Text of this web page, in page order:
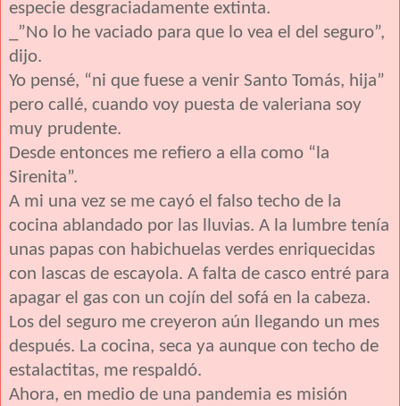
especie desgraciadamente extinta.
_”No lo he vaciado para que lo vea el del seguro”,
dijo.
Yo pensé, “ni que fuese a venir Santo Tomás, hija”
pero callé, cuando voy puesta de valeriana soy
muy prudente.
Desde entonces me refiero a ella como “la
Sirenita”.
A mi una vez se me cayó el falso techo de la
cocina ablandado por las lluvias. A la lumbre tenía
unas papas con habichuelas verdes enriquecidas
con lascas de escayola. A falta de casco entré para
apagar el gas con un cojín del sofá en la cabeza.
Los del seguro me creyeron aún llegando un mes
después. La cocina, seca ya aunque con techo de
estalactitas, me respaldó.
Ahora, en medio de una pandemia es misión